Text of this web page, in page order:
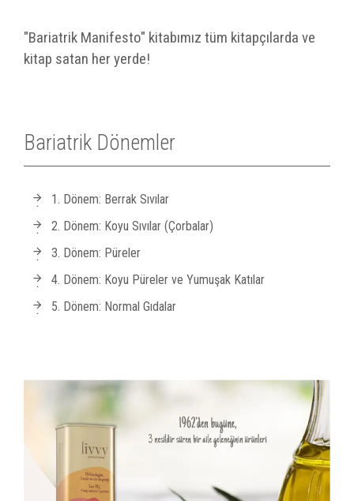
"Bariatrik Manifesto" kitabımız tüm kitapçılarda ve
kitap satan her yerde!
Bariatrik Dönemler
1. Dönem: Berrak Sıvılar
2. Dönem: Koyu Sıvılar (Çorbalar)
3. Dönem: Püreler
4. Dönem: Koyu Püreler ve Yumuşak Katılar
5. Dönem: Normal Gıdalar